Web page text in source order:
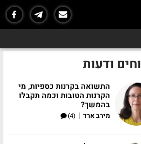
ודעות
התשואה בקרנות כספיות, מי
הקרנות הטובות וכמה תקבלו
בהמשך?
מירב ארד |
(4)